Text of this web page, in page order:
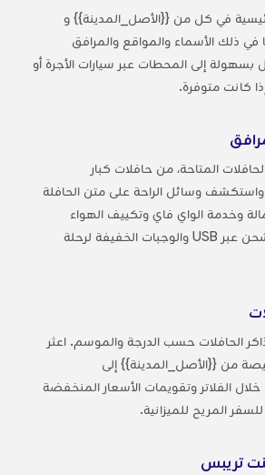
في كل من {{الأصل_المدينة}} و
في ذلك الأسماء والمواقع والمرافق
إلى المحطات عبر سيارات الأجرة أو
كانت متوفرة.
المتاحة، من حافلات كبار
واستكشف وسائل الراحة على متن الحافلة
وخدمة الواي فاي وتكييف الهواء
والإضاءة الشخصية والشحن عبر USB والوجبات الخفيفة لرحلة
الحافلات حسب الدرجة والموسم. اعثر
من {{الأصل_المدينة}} إلى
الفلاتر وتقويمات الأسعار المنخفضة
المريح للميزانية.
تريبس